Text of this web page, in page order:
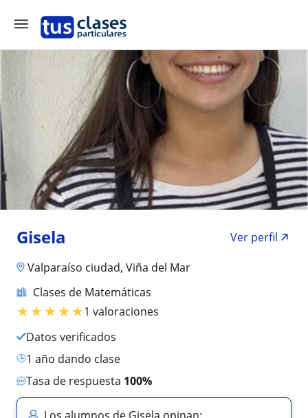
Gisela
Ver perfil
Valparaíso ciudad, Viña del Mar
Clases de Matemáticas
★★★★★1 valoraciones
Datos verificados
1 año dando clase
Tasa de respuesta 100%